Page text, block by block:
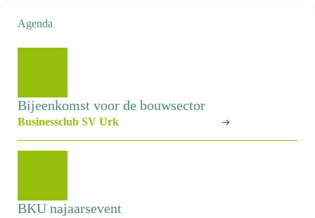
Agenda
Bijeenkomst voor de bouwsector
Businessclub SV Urk
BKU najaarsevent